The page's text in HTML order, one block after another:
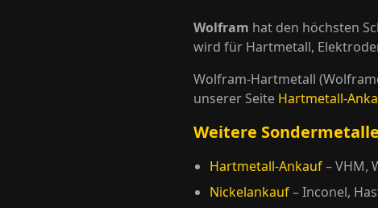
Wolfram hat den höchsten
wird für Hartmetall,
Wolfram-Hartmetall
unserer Seite Hartmetall-
Weitere Sondermetalle
Hartmetall-Ankauf– VHM,
Nickelankauf– Inconel,